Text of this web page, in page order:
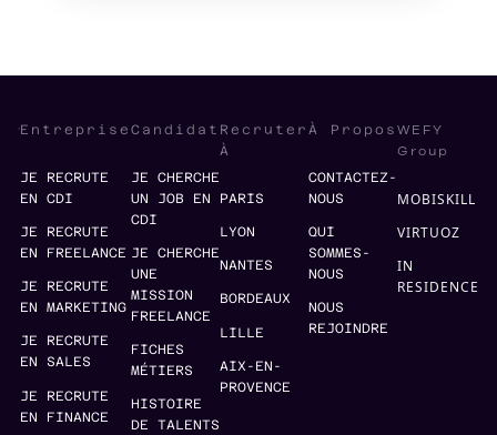
Entreprise
JE RECRUTE
EN CDI
JE RECRUTE
EN FREELANCE
JE RECRUTE
EN MARKETING
JE RECRUTE
EN SALES
JE RECRUTE
EN FINANCE
Candidat
JE CHERCHE
UN JOB EN
CDI
JE CHERCHE
UNE
MISSION
FREELANCE
FICHES
MÉTIERS
HISTOIRE
DE TALENTS
Recruter
À
PARIS
LYON
NANTES
BORDEAUX
LILLE
AIX-EN-
PROVENCE
À Propos
CONTACTEZ-
NOUS
QUI
SOMMES-
NOUS
NOUS
REJOINDRE
WEFY
Group
MOBISKILL
VIRTUOZ
IN
RESIDENCE